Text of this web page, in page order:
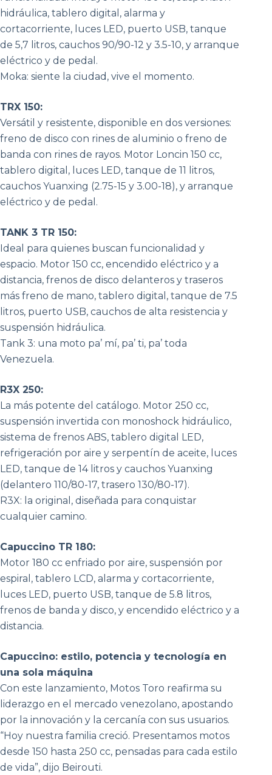
hidráulica, tablero digital, alarma y
cortacorriente, luces LED, puerto USB, tanque
de 5,7 litros, cauchos 90/90-12 y 3.5-10, y arranque
eléctrico y de pedal.
Moka: siente la ciudad, vive el momento.
TRX 150:
Versátil y resistente, disponible en dos versiones:
freno de disco con rines de aluminio o freno de
banda con rines de rayos. Motor Loncin 150 cc,
tablero digital, luces LED, tanque de 11 litros,
cauchos Yuanxing (2.75-15 y 3.00-18), y arranque
eléctrico y de pedal.
TANK 3 TR 150:
Ideal para quienes buscan funcionalidad y
espacio. Motor 150 cc, encendido eléctrico y a
distancia, frenos de disco delanteros y traseros
más freno de mano, tablero digital, tanque de 7.5
litros, puerto USB, cauchos de alta resistencia y
suspensión hidráulica.
Tank 3: una moto pa’ mí, pa’ ti, pa’ toda
Venezuela.
R3X 250:
La más potente del catálogo. Motor 250 cc,
suspensión invertida con monoshock hidráulico,
sistema de frenos ABS, tablero digital LED,
refrigeración por aire y serpentín de aceite, luces
LED, tanque de 14 litros y cauchos Yuanxing
(delantero 110/80-17, trasero 130/80-17).
R3X: la original, diseñada para conquistar
cualquier camino.
Capuccino TR 180:
Motor 180 cc enfriado por aire, suspensión por
espiral, tablero LCD, alarma y cortacorriente,
luces LED, puerto USB, tanque de 5.8 litros,
frenos de banda y disco, y encendido eléctrico y a
distancia.
Capuccino: estilo, potencia y tecnología en
una sola máquina
Con este lanzamiento, Motos Toro reafirma su
liderazgo en el mercado venezolano, apostando
por la innovación y la cercanía con sus usuarios.
“Hoy nuestra familia creció. Presentamos motos
desde 150 hasta 250 cc, pensadas para cada estilo
de vida”, dijo Beirouti.